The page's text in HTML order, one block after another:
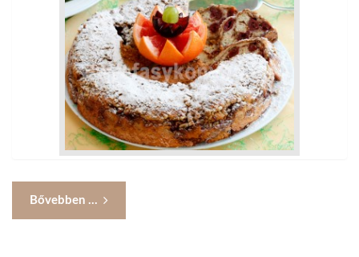
Bővebben ...